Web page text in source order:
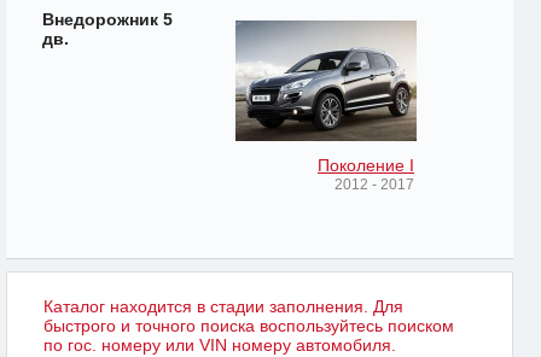
Внедорожник 5
дв.
Поколение I
2012 - 2017
Каталог находится в стадии заполнения. Для
быстрого и точного поиска воспользуйтесь поиском
по гос. номеру или VIN номеру автомобиля.